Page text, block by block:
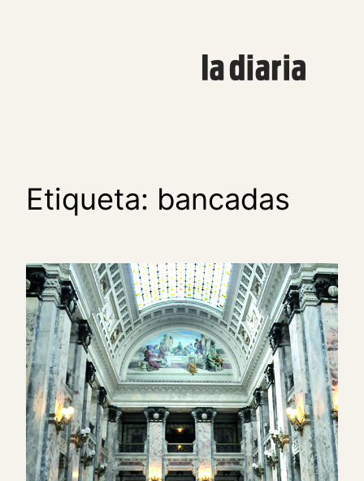
Etiqueta: bancadas